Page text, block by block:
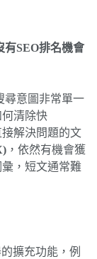
有SEO排名機會
尋意圖非常單一
何清除快
解決問題的文
，依然有機會獲
，短文通常難
擴充功能，例